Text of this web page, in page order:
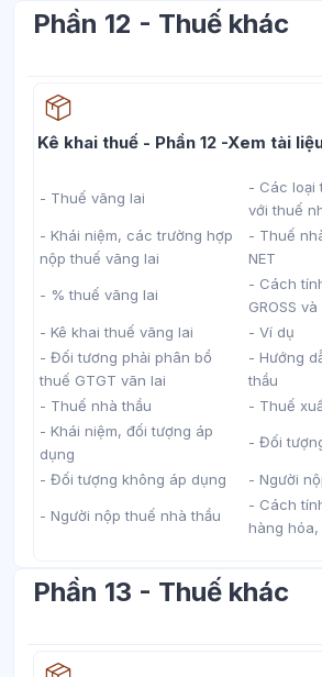
Phần 12 - Thuế khác
Kê khai thuế - Phần 12 -Xem tài
- Thuế vãng lai
- Các loại
với thuế
- Khái niệm, các trường hợp
nộp thuế vãng lai
- Thuế
NET
- % thuế vãng lai
- Cách
GROSS và
- Kê khai thuế vãng lai
- Ví dụ
- Đối tương phải phân bổ
thuế GTGT vãn lai
- Hướng
thầu
- Thuế nhà thầu
- Thuế
- Khái niệm, đối tượng áp
dụng
- Đối
- Đối tượng không áp dụng - Người
- Người nộp thuế nhà thầu
- Cách
hàng
Phần 13 - Thuế khác